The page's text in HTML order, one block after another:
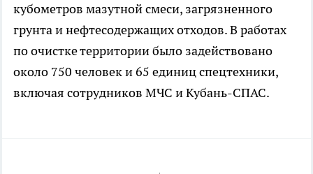
кубометров мазутной смеси, загрязненного
грунта и нефтесодержащих отходов. В работах
по очистке территории было задействовано
около 750 человек и 65 единиц спецтехники,
включая сотрудников МЧС и Кубань-СПАС.